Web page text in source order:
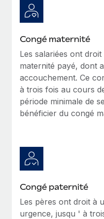
En savoir plus
Congé maternité
Les salariées ont
maternité payé, dont
accouchement. Ce
à trois fois au cours
période minimale de
bénéficier du congé
Congé paternité
Les pères ont droit à
urgence, jusqu ' à